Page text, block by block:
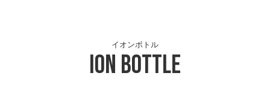
Ion Bottle
イオンボトル